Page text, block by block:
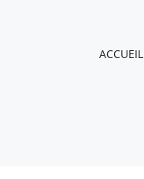
ACCUEIL